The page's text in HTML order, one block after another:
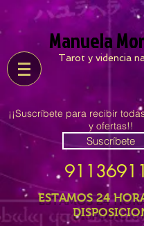
Manuela
Tarot y videncia
¡¡Suscríbete para recibir
y ofertas!!
Suscríbete
ESTAMOS 24